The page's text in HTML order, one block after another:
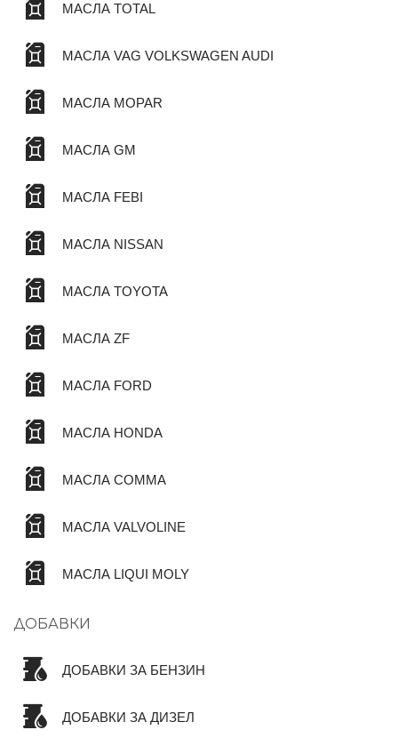
МАСЛА TOTAL
МАСЛА VAG VOLKSWAGEN AUDI
МАСЛА MOPAR
МАСЛА GM
МАСЛА FEBI
МАСЛА NISSAN
МАСЛА TOYOTA
МАСЛА ZF
МАСЛА FORD
МАСЛА HONDA
МАСЛА COMMA
МАСЛА VALVOLINE
МАСЛА LIQUI MOLY
ДОБАВКИ
ДОБАВКИ ЗА БЕНЗИН
ДОБАВКИ ЗА ДИЗЕЛ